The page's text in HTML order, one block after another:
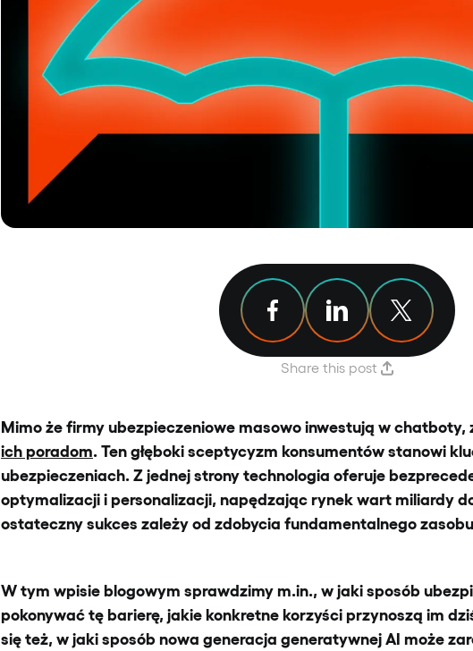
Share this post
Share article on Facebook
Share article on
Share
Mimo że firmy ubezpieczeniowe masowo inwestują w chatboty,
ich poradom. Ten głęboki sceptycyzm konsumentów stanowi
ubezpieczeniach. Z jednej strony technologia oferuje
optymalizacji i personalizacji, napędzając rynek wart miliardy
ostateczny sukces zależy od zdobycia fundamentalnego
W tym wpisie blogowym sprawdzimy m.in., w jaki sposób
pokonywać tę barierę, jakie konkretne korzyści przynoszą im
się też, w jaki sposób nowa generacja generatywnej AI może